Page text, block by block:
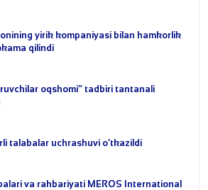
yirik kompaniyasi bilan hamkorlik
qilindi
oqshomi” tadbiri tantanali
talabalar uchrashuvi o‘tkazildi
va rahbariyati MEROS International